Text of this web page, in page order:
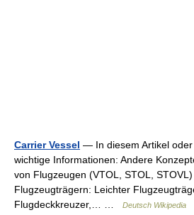
Carrier Vessel — In diesem Artikel
wichtige Informationen: Andere
von Flugzeugen (VTOL, STOL,
Flugzeugträgern: Leichter
Flugdeckkreuzer,… …
Deutsch Wikipedia